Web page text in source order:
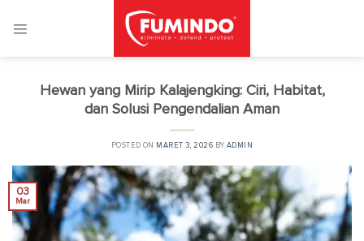
Hewan yang Mirip Kalajengking: Ciri, Habitat,
dan Solusi Pengendalian Aman
POSTED ON MARET 3, 2026 BY ADMIN
03
Mar